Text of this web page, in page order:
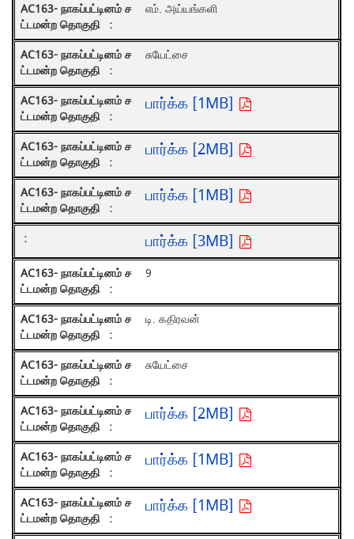
எம். அய்யங்களி
சுயேட்சை
பார்க்க [1MB]
பார்க்க [2MB]
பார்க்க [1MB]
பார்க்க [3MB]
9
டி. கதிரவன்
சுயேட்சை
பார்க்க [2MB]
பார்க்க [1MB]
பார்க்க [1MB]